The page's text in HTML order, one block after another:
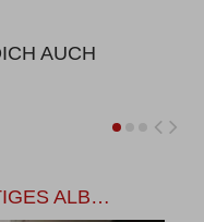
AUCH
ALB…